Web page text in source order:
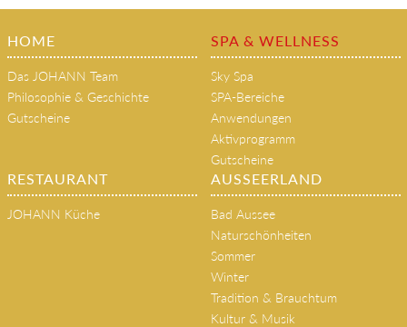
HOME
Das JOHANN Team
Philosophie & Geschichte
Gutscheine
SPA & WELLNESS
Sky Spa
SPA-Bereiche
Anwendungen
Aktivprogramm
Gutscheine
RESTAURANT
JOHANN Küche
AUSSEERLAND
Bad Aussee
Naturschönheiten
Sommer
Winter
Tradition & Brauchtum
Kultur & Musik